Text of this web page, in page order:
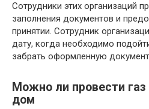
Сотрудники этих организаций
заполнения документов и
принятии. Сотрудник
дату, когда необходимо
забрать оформленную
Можно ли провести
дом